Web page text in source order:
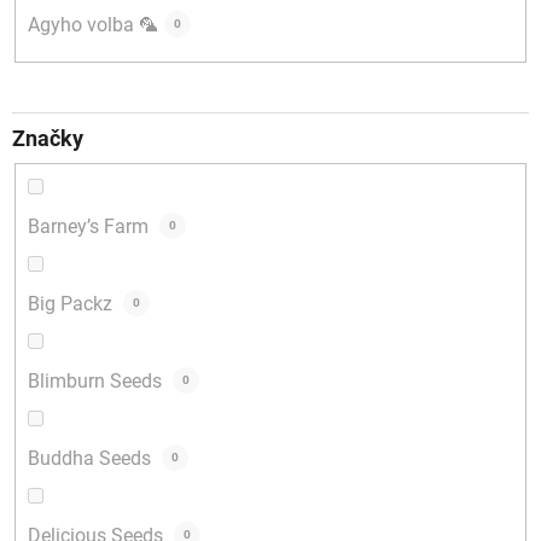
Agyho volba 🦜 0
Značky
Barney’s Farm 0
Big Packz 0
Blimburn Seeds 0
Buddha Seeds 0
Delicious Seeds 0